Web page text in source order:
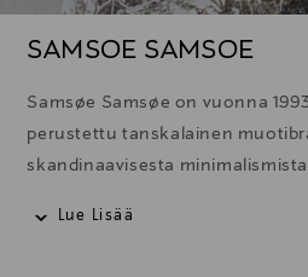
SAMSOE SAMSOE
Samsøe Samsøe on vuonna
perustettu tanskalainen
skandinaavisesta
Lue Lisää